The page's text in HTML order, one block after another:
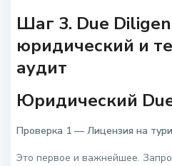
Шаг 3. Due
юридический и
аудит
Юридический
Проверка 1 — Лицензия на
Это первое и важнейшее.